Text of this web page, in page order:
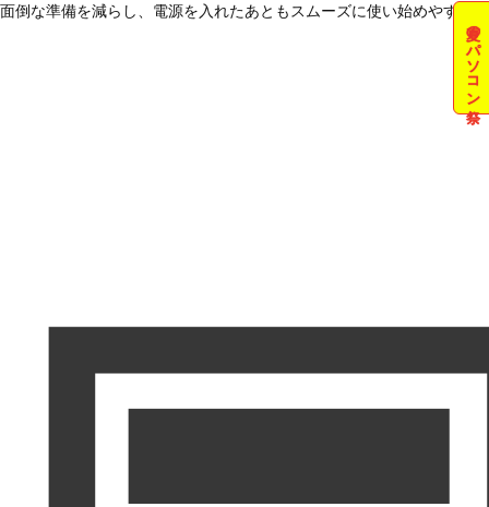
夏のパソコン祭
面倒な準備を減らし、電源を入れたあともスムーズに使い始めやすい